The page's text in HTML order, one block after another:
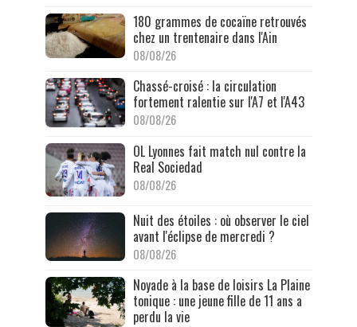
180 grammes de cocaïne retrouvés
chez un trentenaire dans l'Ain
08/08/26
Chassé-croisé : la circulation
fortement ralentie sur l'A7 et l'A43
08/08/26
OL Lyonnes fait match nul contre la
Real Sociedad
08/08/26
Nuit des étoiles : où observer le ciel
avant l'éclipse de mercredi ?
08/08/26
Noyade à la base de loisirs La Plaine
tonique : une jeune fille de 11 ans a
perdu la vie